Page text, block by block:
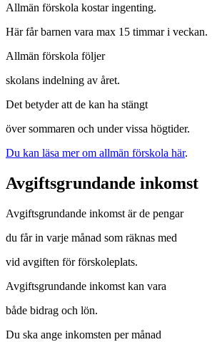
Allmän förskola kostar ingenting.
Här får barnen vara max 15 timmar i veckan.
Allmän förskola följer
skolans indelning av året.
Det betyder att de kan ha stängt
över sommaren och under vissa högtider.
Du kan läsa mer om allmän förskola här.
Avgiftsgrundande inkomst
Avgiftsgrundande inkomst är de pengar
du får in varje månad som räknas med
vid avgiften för förskoleplats.
Avgiftsgrundande inkomst kan vara
både bidrag och lön.
Du ska ange inkomsten per månad